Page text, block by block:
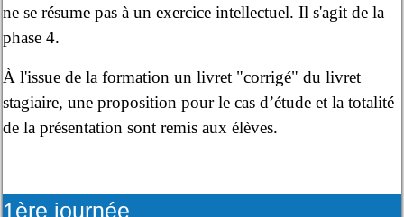
ne se résume pas à un exercice intellectuel. Il s'agit de la
phase 4.
À l'issue de la formation un livret "corrigé" du livret
stagiaire, une proposition pour le cas d’étude et la totalité
de la présentation sont remis aux élèves.
1ère journée